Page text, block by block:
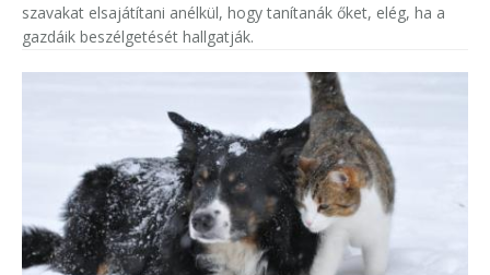
szavakat elsajátítani anélkül, hogy tanítanák őket, elég, ha a
gazdáik beszélgetését hallgatják.